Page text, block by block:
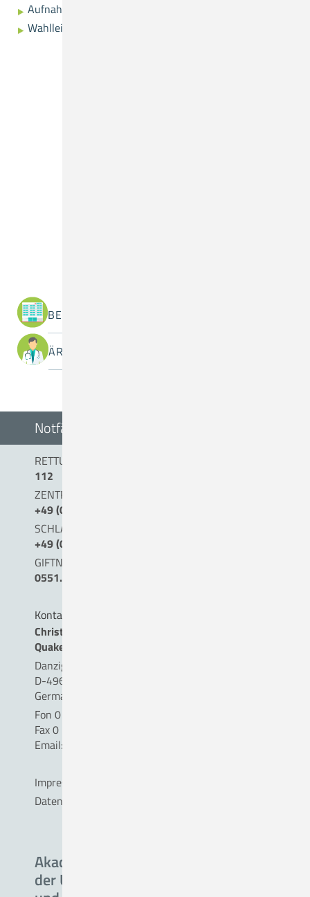
Aufnahme
Wahlleistungen
BEREICHE / ABTEILUNGEN
ÄRZTINNEN / ÄRZTE
Notfälle
RETTUNGSDIENST/NOTARZT
112
ZENTRALE NOTAUFNAHME (0 BIS 24 UHR)
+49 (0) 54 31 . 15 - 0
SCHLAGANFALLTELEFON
+49 (0) 5431. 15 45 15
GIFTNOTRUF
0551.19240
Kontakt
Christliches Krankenhaus
Quakenbrück gemeinnützige GmbH
Danziger Straße 2
D-49610 Quakenbrück
Germany
Fon 0 54 31 . 15 - 0
Fax 0 54 31 . 15 - 18 09
Email:
Impressum
Datenschutz
Akademisches Lehrkrankenhaus
der Universität Oldenburg